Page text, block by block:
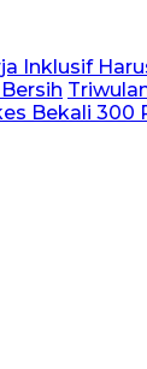
Inklusif
Bekali 300